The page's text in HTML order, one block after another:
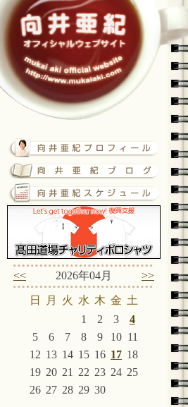
<< 2026年04月 >>
日 月 火 水 木 金 土
1
2 3
4
5
6 7 8 9 10 11
12 13 14 15 16 17 18
19 20 21 22 23 24 25
26 27 28 29 30